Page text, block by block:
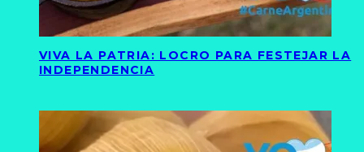
VIVA LA PATRIA: LOCRO PARA FESTEJAR LA
INDEPENDENCIA